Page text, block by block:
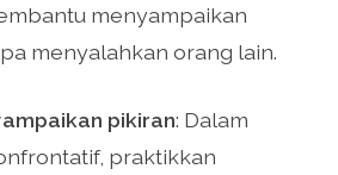
menyampaikan
menyalahkan orang lain.
pikiran: Dalam
praktikkan